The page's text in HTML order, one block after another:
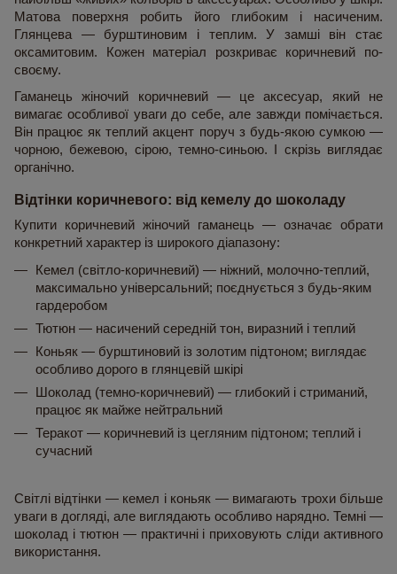
Матова поверхня робить його глибоким і насиченим.
Глянцева — бурштиновим і теплим. У замші він стає
оксамитовим. Кожен матеріал розкриває коричневий по-
своєму.
Гаманець жіночий коричневий — це аксесуар, який не
вимагає особливої уваги до себе, але завжди помічається.
Він працює як теплий акцент поруч з будь-якою сумкою —
чорною, бежевою, сірою, темно-синьою. І скрізь виглядає
органічно.
Відтінки коричневого: від кемелу до шоколаду
Купити коричневий жіночий гаманець — означає обрати
конкретний характер із широкого діапазону:
Кемел (світло-коричневий) — ніжний, молочно-теплий,
максимально універсальний; поєднується з будь-яким
гардеробом
Тютюн — насичений середній тон, виразний і теплий
Коньяк — бурштиновий із золотим підтоном; виглядає
особливо дорого в глянцевій шкірі
Шоколад (темно-коричневий) — глибокий і стриманий,
працює як майже нейтральний
Теракот — коричневий із цегляним підтоном; теплий і
сучасний
Світлі відтінки — кемел і коньяк — вимагають трохи більше
уваги в догляді, але виглядають особливо нарядно. Темні —
шоколад і тютюн — практичні і приховують сліди активного
використання.